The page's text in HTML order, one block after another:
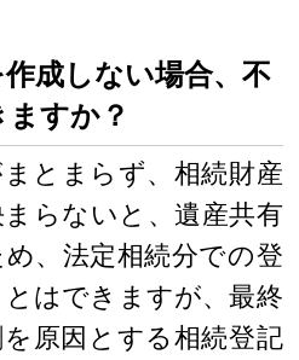
成しない場合、不
すか？
とまらず、相続財産
らないと、遺産共有
、法定相続分での登
はできますが、最終
原因とする相続登記